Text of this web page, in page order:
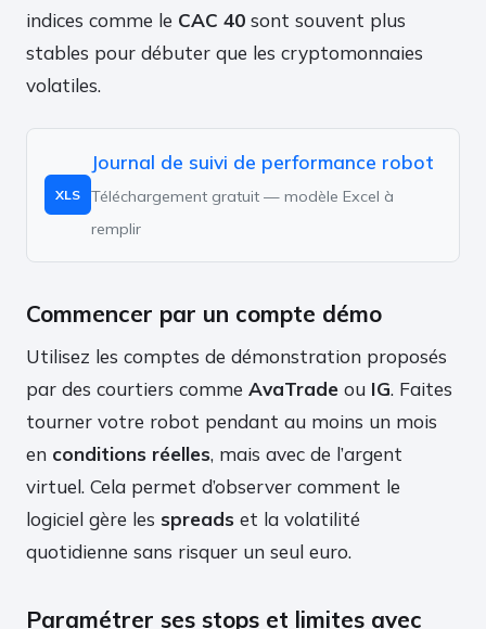
indices comme le CAC 40 sont souvent plus
stables pour débuter que les cryptomonnaies
volatiles.
XLS
Journal de suivi de performance robot
Téléchargement gratuit — modèle Excel à
remplir
Commencer par un compte démo
Utilisez les comptes de démonstration proposés
par des courtiers comme AvaTrade ou IG. Faites
tourner votre robot pendant au moins un mois
en conditions réelles, mais avec de l’argent
virtuel. Cela permet d’observer comment le
logiciel gère les spreads et la volatilité
quotidienne sans risquer un seul euro.
Paramétrer ses stops et limites avec